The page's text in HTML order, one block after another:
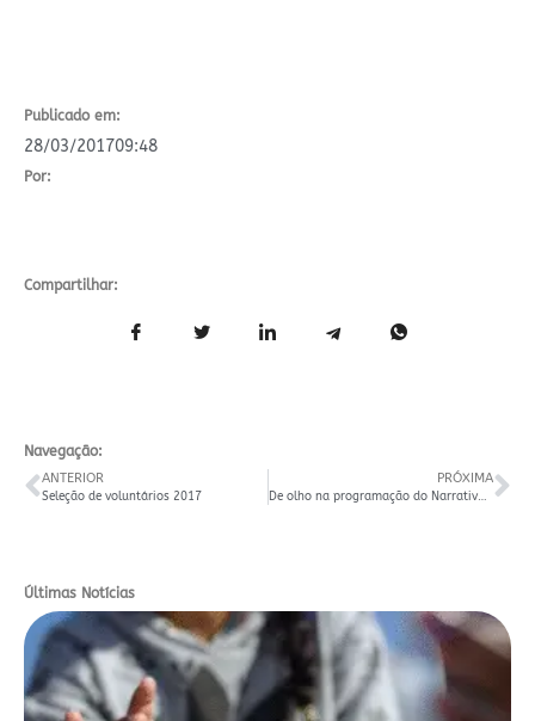
Publicado em:
28/03/201709:48
Por:
Compartilhar:
Navegação:
ANTERIOR
Seleção de voluntários 2017
PRÓXIMA
De olho na programação do Narrativas em Movimento 2017
Últimas Notícias